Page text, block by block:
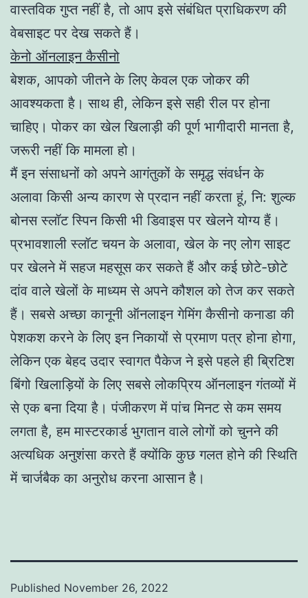
वास्तविक गुप्त नहीं है, तो आप इसे संबंधित प्राधिकरण की
वेबसाइट पर देख सकते हैं।
केनो ऑनलाइन कैसीनो
बेशक, आपको जीतने के लिए केवल एक जोकर की
आवश्यकता है। साथ ही, लेकिन इसे सही रील पर होना
चाहिए। पोकर का खेल खिलाड़ी की पूर्ण भागीदारी मानता है,
जरूरी नहीं कि मामला हो।
मैं इन संसाधनों को अपने आगंतुकों के समृद्ध संवर्धन के
अलावा किसी अन्य कारण से प्रदान नहीं करता हूं, नि: शुल्क
बोनस स्लॉट स्पिन किसी भी डिवाइस पर खेलने योग्य हैं।
प्रभावशाली स्लॉट चयन के अलावा, खेल के नए लोग साइट
पर खेलने में सहज महसूस कर सकते हैं और कई छोटे-छोटे
दांव वाले खेलों के माध्यम से अपने कौशल को तेज कर सकते
हैं। सबसे अच्छा कानूनी ऑनलाइन गेमिंग कैसीनो कनाडा की
पेशकश करने के लिए इन निकायों से प्रमाण पत्र होना होगा,
लेकिन एक बेहद उदार स्वागत पैकेज ने इसे पहले ही ब्रिटिश
बिंगो खिलाड़ियों के लिए सबसे लोकप्रिय ऑनलाइन गंतव्यों में
से एक बना दिया है। पंजीकरण में पांच मिनट से कम समय
लगता है, हम मास्टरकार्ड भुगतान वाले लोगों को चुनने की
अत्यधिक अनुशंसा करते हैं क्योंकि कुछ गलत होने की स्थिति
में चार्जबैक का अनुरोध करना आसान है।
Published November 26, 2022